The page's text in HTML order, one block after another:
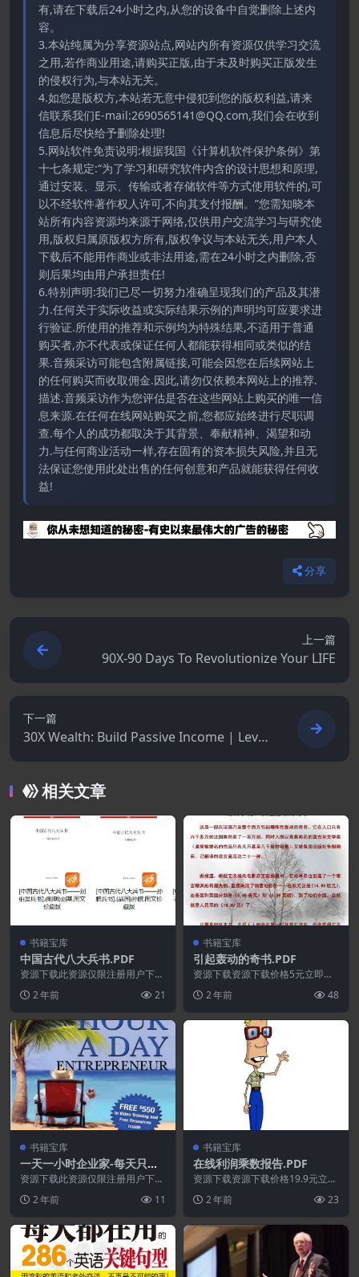
有,请在下载后24小时之内,从您的设备中自觉删除上述内
容。
3.本站纯属为分享资源站点,网站内所有资源仅供学习交流
之用,若作商业用途,请购买正版,由于未及时购买正版发生
的侵权行为,与本站无关。
4.如您是版权方,本站若无意中侵犯到您的版权利益,请来
信联系我们E-mail:2690565141@QQ.com,我们会在收到
信息后尽快给予删除处理!
5.网站软件免责说明:根据我国《计算机软件保护条例》第
十七条规定:“为了学习和研究软件内含的设计思想和原理,
通过安装、显示、传输或者存储软件等方式使用软件的,可
以不经软件著作权人许可,不向其支付报酬。”您需知晓本
站所有内容资源均来源于网络,仅供用户交流学习与研究使
用,版权归属原版权方所有,版权争议与本站无关,用户本人
下载后不能用作商业或非法用途,需在24小时之内删除,否
则后果均由用户承担责任!
6.特别声明:我们已尽一切努力准确呈现我们的产品及其潜
力.任何关于实际收益或实际结果示例的声明均可应要求进
行验证.所使用的推荐和示例均为特殊结果,不适用于普通
购买者,亦不代表或保证任何人都能获得相同或类似的结
果.音频采访可能包含附属链接,可能会因您在后续网站上
的任何购买而收取佣金.因此,请勿仅依赖本网站上的推荐.
描述.音频采访作为您评估是否在这些网站上购买的唯一信
息来源.在任何在线网站购买之前,您都应始终进行尽职调
查.每个人的成功都取决于其背景、奉献精神、渴望和动
力.与任何商业活动一样,存在固有的资本损失风险,并且无
法保证您使用此处出售的任何创意和产品就能获得任何收
益!
分享
上一篇
90X-90 Days To Revolutionize Your LIFE
下一篇
30X Wealth: Build Passive Income | Lever
相关文章
书籍宝库
中国古代八大兵书.PDF
资源下载此资源仅限注册用户下
保证所有资源永久更新资...
2 年前 21
书籍宝库
引起轰动的奇书.PDF
资源下载资源下载价格5元立即购
2 年前 48
书籍宝库
一天一小时企业家-每天只专
注一小时,逃离老鼠赛跑并实
现创业自由.PDF
资源下载此资源仅限注册用户下
保证所有资源永久更新资...
2 年前 11
书籍宝库
在线利润乘数报告.PDF
资源下载资源下载价格19.9元立即
资源永久更新资源...
2 年前 23